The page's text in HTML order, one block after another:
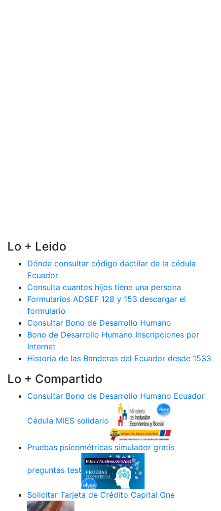
Lo + Leido
Dónde consultar código dactilar de la cédula
Ecuador
Consulta cuantos hijos tiene una persona
Formularios ADSEF 128 y 153 descargar el
formulario
Consultar Bono de Desarrollo Humano
Bono de Desarrollo Humano Inscripciones por
Internet
Historia de las Banderas del Ecuador desde 1533
Lo + Compartido
Consultar Bono de Desarrollo Humano Ecuador
Cédula MIES solidario
Pruebas psicométricas simulador gratis
preguntas test
Solicitar Tarjeta de Crédito Capital One